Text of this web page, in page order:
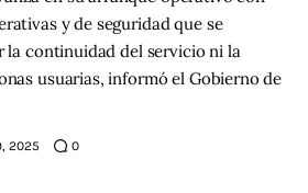
y de seguridad que se
la continuidad del servicio ni la
usuarias, informó el Gobierno de
2025 0